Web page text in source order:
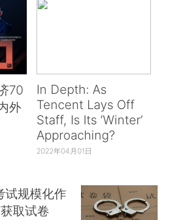
70
外
In Depth: As
Tencent Lays Off
Staff, Is Its ‘Winter’
Approaching?
2022年04月01日
试规模化作
取试卷